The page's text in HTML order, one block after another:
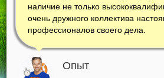
наличие не только
очень дружного коллектива
профессионалов своего дела.
Опыт